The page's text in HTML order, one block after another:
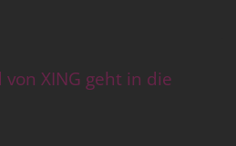
XING geht in die